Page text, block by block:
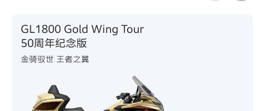
GL1800 Gold Wing Tour
50周年纪念版
金骑驭世 王者之翼